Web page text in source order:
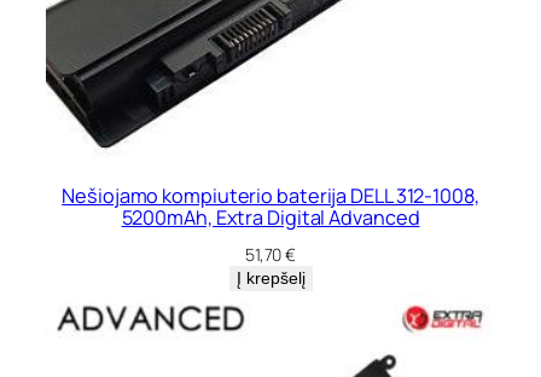
Nešiojamo kompiuterio baterija DELL 312-1008,
5200mAh, Extra Digital Advanced
51,70€
Į krepšelį